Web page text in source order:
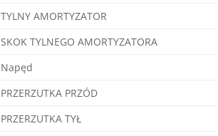
TYLNY AMORTYZATOR
SKOK TYLNEGO AMORTYZATORA
Napęd
PRZERZUTKA PRZÓD
PRZERZUTKA TYŁ